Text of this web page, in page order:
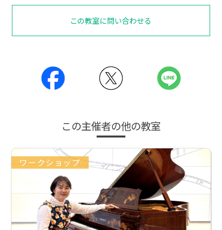
この教室に問い合わせる
この主催者の他の教室
ワークショップ